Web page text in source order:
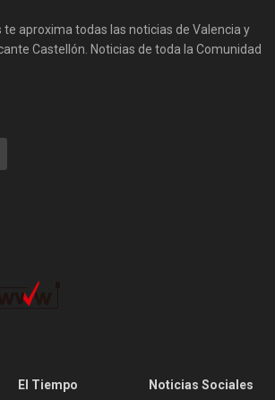
te aproxima todas las noticias de Valencia y
Castellón. Noticias de toda la Comunidad
El Tiempo
Noticias Sociales